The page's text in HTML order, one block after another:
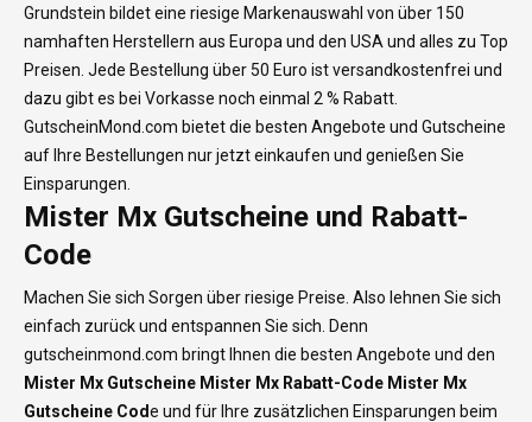
Grundstein bildet eine riesige Markenauswahl von über 150
namhaften Herstellern aus Europa und den USA und alles zu Top
Preisen. Jede Bestellung über 50 Euro ist versandkostenfrei und
dazu gibt es bei Vorkasse noch einmal 2 % Rabatt.
GutscheinMond.com bietet die besten Angebote und Gutscheine
auf Ihre Bestellungen nur jetzt einkaufen und genießen Sie
Einsparungen.
Mister Mx Gutscheine und Rabatt-
Code
Machen Sie sich Sorgen über riesige Preise. Also lehnen Sie sich
einfach zurück und entspannen Sie sich. Denn
gutscheinmond.com bringt Ihnen die besten Angebote und den
Mister Mx Gutscheine Mister Mx Rabatt-Code Mister Mx
Gutscheine Code und für Ihre zusätzlichen Einsparungen beim